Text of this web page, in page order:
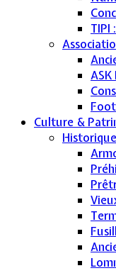
TIPI
Culture &
Historique